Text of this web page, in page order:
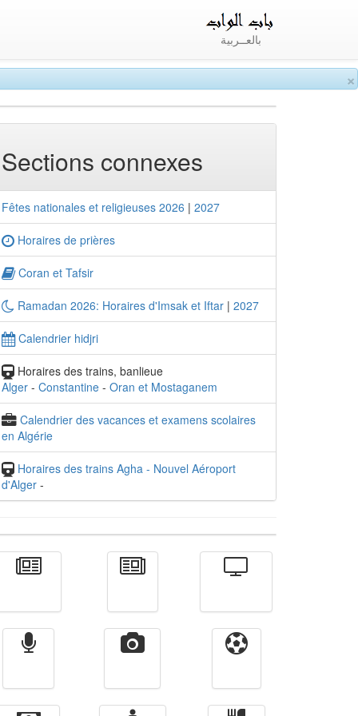
×
بالعــربية
Sections connexes
Fêtes nationales et religieuses 2026 | 2027
Horaires de prières
Coran et Tafsir
Ramadan 2026: Horaires d'Imsak et Iftar | 2027
Calendrier hidjri
Horaires des trains, banlieue
Alger - Constantine - Oran et Mostaganem
Calendrier des vacances et examens scolaires
en Algérie
Horaires des trains Agha - Nouvel Aéroport
d'Alger -